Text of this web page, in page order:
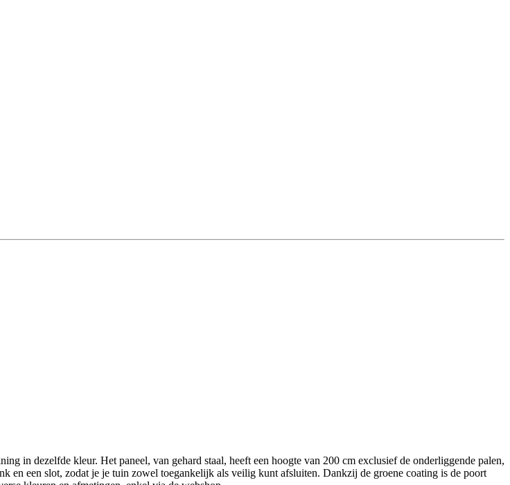
in dezelfde kleur. Het paneel, van gehard staal, heeft een hoogte van 200 cm exclusief de onderliggende palen,
en een slot, zodat je je tuin zowel toegankelijk als veilig kunt afsluiten. Dankzij de groene coating is de poort